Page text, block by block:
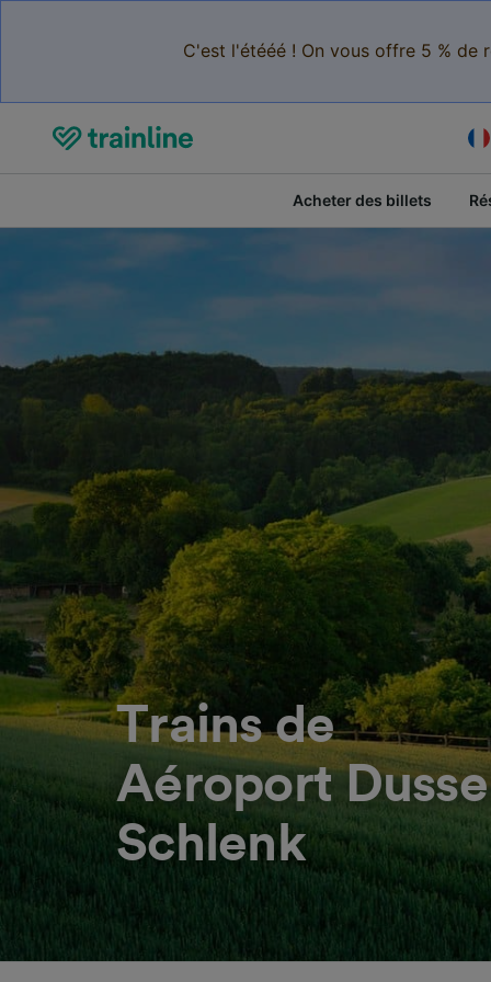
C'est l'étééé ! On vous offre 5 %
Acheter des billets
Trains de
Aéroport
Schlenk